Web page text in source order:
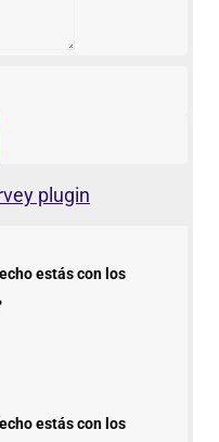
plugin
estás con los
estás con los